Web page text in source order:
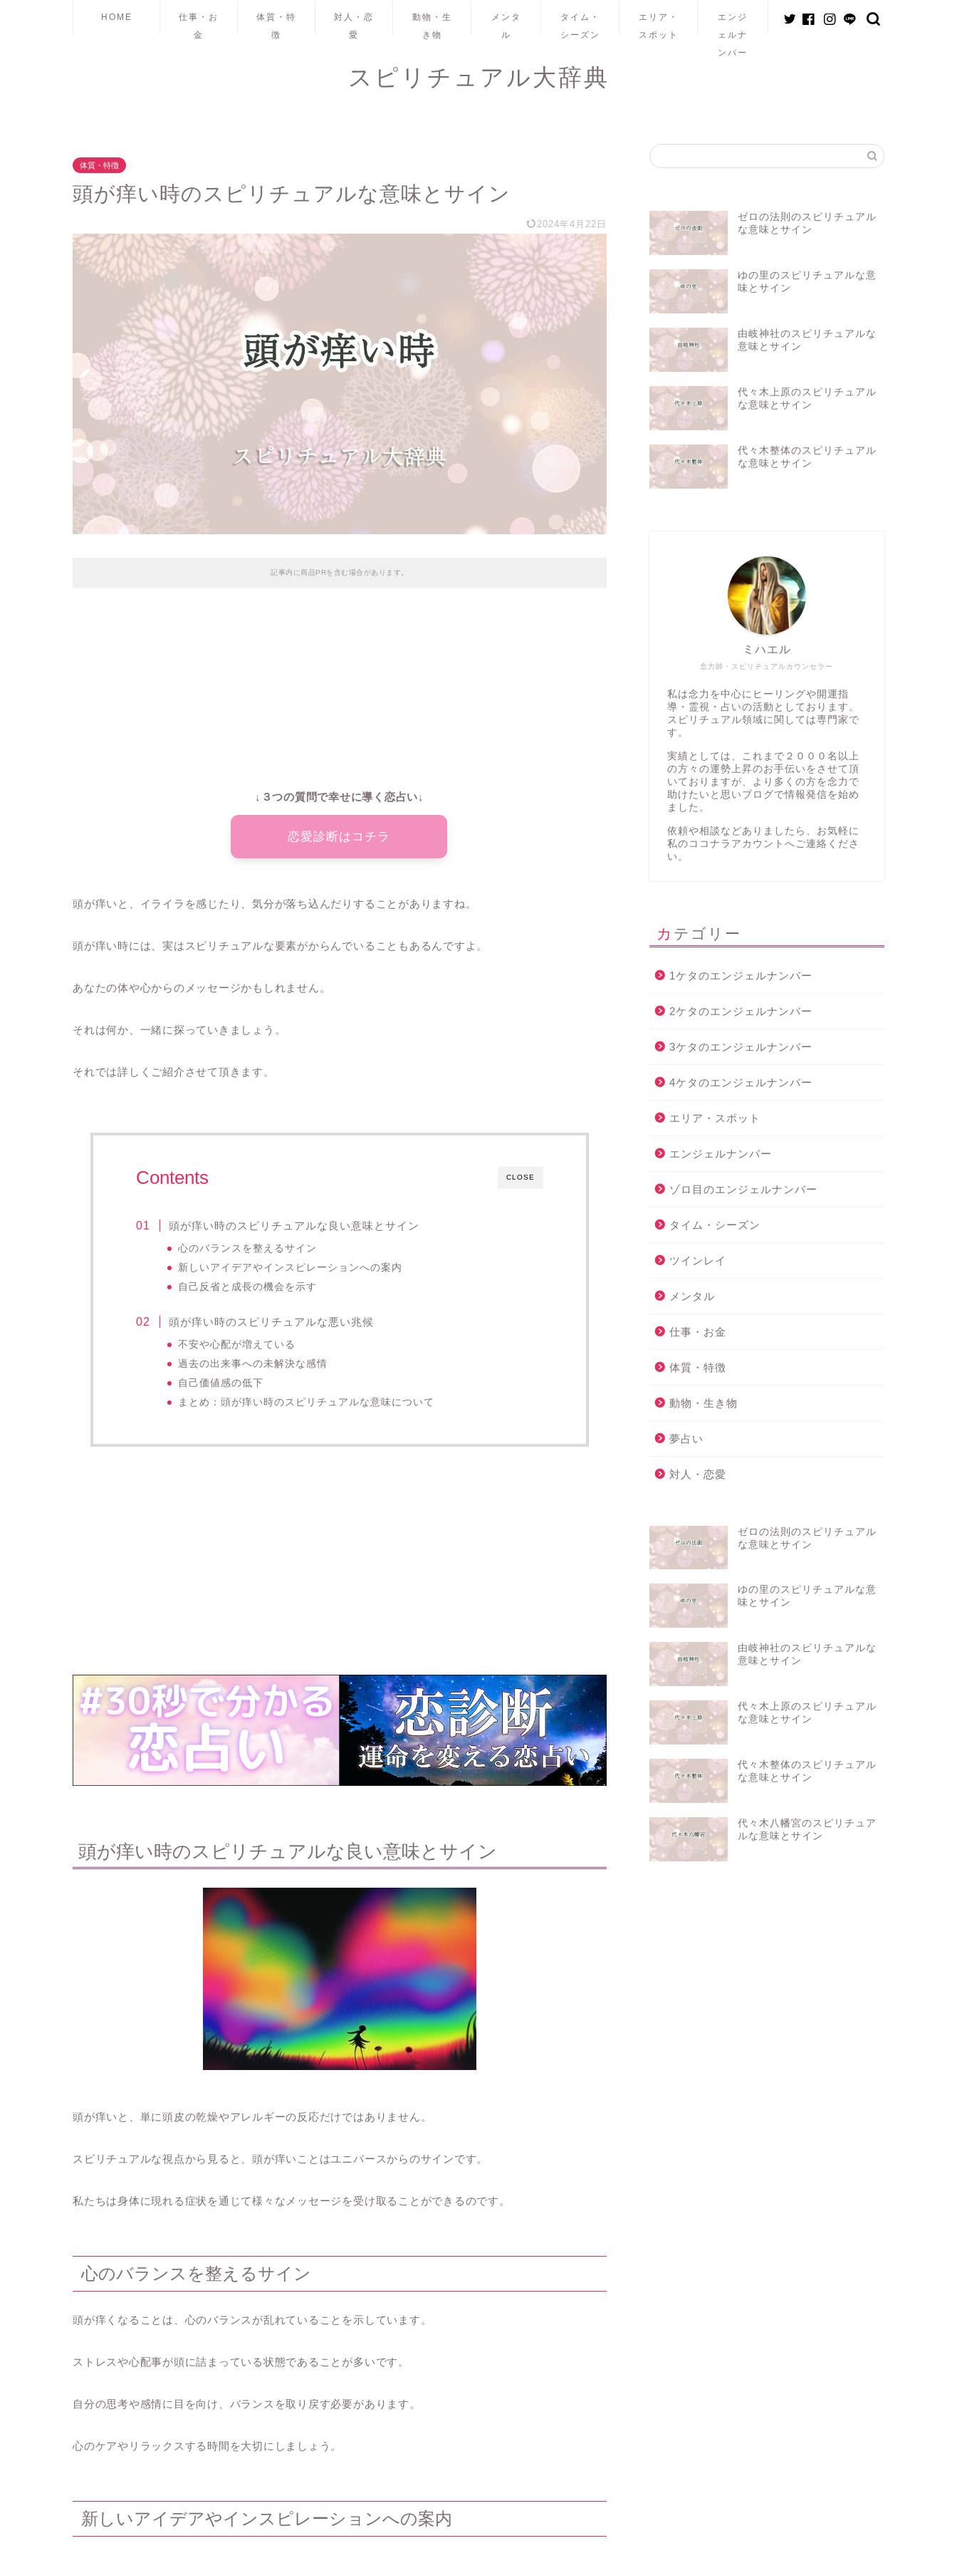
HOME
仕事・お
金
体質・特
徴
対人・恋
愛
動物・生
き物
メンタ
ル
タイム・
シーズン
エリア・
スポット
エンジ
ェルナ
ンバー
スピリチュアル大辞典
体質・特徴
頭が痒い時のスピリチュアルな意味とサイン
2024年4月22日
記事内に商品PRを含む場合があります。
↓３つの質問で幸せに導く恋占い↓
恋愛診断はコチラ
頭が痒いと、イライラを感じたり、気分が落ち込んだりすることがありますね。
頭が痒い時には、実はスピリチュアルな要素がからんでいることもあるんですよ。
あなたの体や心からのメッセージかもしれません。
それは何か、一緒に探っていきましょう。
それでは詳しくご紹介させて頂きます。
CLOSE
Contents
頭が痒い時のスピリチュアルな良い意味とサイン
心のバランスを整えるサイン
新しいアイデアやインスピレーションへの案内
自己反省と成長の機会を示す
頭が痒い時のスピリチュアルな悪い兆候
不安や心配が増えている
過去の出来事への未解決な感情
自己価値感の低下
まとめ：頭が痒い時のスピリチュアルな意味について
頭が痒い時のスピリチュアルな良い意味とサイン
頭が痒いと、単に頭皮の乾燥やアレルギーの反応だけではありません。
スピリチュアルな視点から見ると、頭が痒いことはユニバースからのサインです。
私たちは身体に現れる症状を通じて様々なメッセージを受け取ることができるのです。
心のバランスを整えるサイン
頭が痒くなることは、心のバランスが乱れていることを示しています。
ストレスや心配事が頭に詰まっている状態であることが多いです。
自分の思考や感情に目を向け、バランスを取り戻す必要があります。
心のケアやリラックスする時間を大切にしましょう。
新しいアイデアやインスピレーションへの案内
ゼロの法則のスピリチュアル
な意味とサイン
ゆの里のスピリチュアルな意
味とサイン
由岐神社のスピリチュアルな
意味とサイン
代々木上原のスピリチュアル
な意味とサイン
代々木整体のスピリチュアル
な意味とサイン
念力師・スピリチュアルカウンセラー
ミハエル
私は念力を中心にヒーリングや開運指
導・霊視・占いの活動としております。
スピリチュアル領域に関しては専門家で
す。
実績としては、これまで２０００名以上
の方々の運勢上昇のお手伝いをさせて頂
いておりますが、より多くの方を念力で
助けたいと思いブログで情報発信を始め
ました。
依頼や相談などありましたら、お気軽に
私の ココナラアカウント へご連絡くださ
い。
カテゴリー
1ケタのエンジェルナンバー
2ケタのエンジェルナンバー
3ケタのエンジェルナンバー
4ケタのエンジェルナンバー
エリア・スポット
エンジェルナンバー
ゾロ目のエンジェルナンバー
タイム・シーズン
ツインレイ
メンタル
仕事・お金
体質・特徴
動物・生き物
夢占い
対人・恋愛
ゼロの法則のスピリチュアル
な意味とサイン
ゆの里のスピリチュアルな意
味とサイン
由岐神社のスピリチュアルな
意味とサイン
代々木上原のスピリチュアル
な意味とサイン
代々木整体のスピリチュアル
な意味とサイン
代々木八幡宮のスピリチュア
ルな意味とサイン